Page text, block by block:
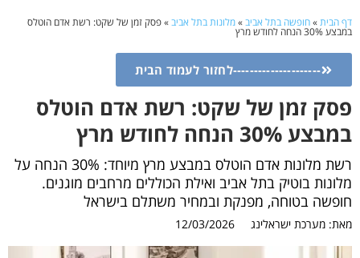
דף הבית»חופשה בתל אביב»מלונות בתל אביב»פסק זמן של שקט: רשת אדם הוטלס
במבצע 30% הנחה לחודש מרץ
---------------------לחזור לעמוד הבית
פסק זמן של שקט: רשת אדם הוטלס
במבצע 30% הנחה לחודש מרץ
רשת מלונות אדם הוטלס במבצע מרץ מיוחד: 30% הנחה על
מלונות בוטיק בתל אביב ואילת הכוללים מרחבים מוגנים.
חופשה בטוחה, מפנקת ובמחיר משתלם בישראל
מאת: מערכת ישראלינג 12/03/2026